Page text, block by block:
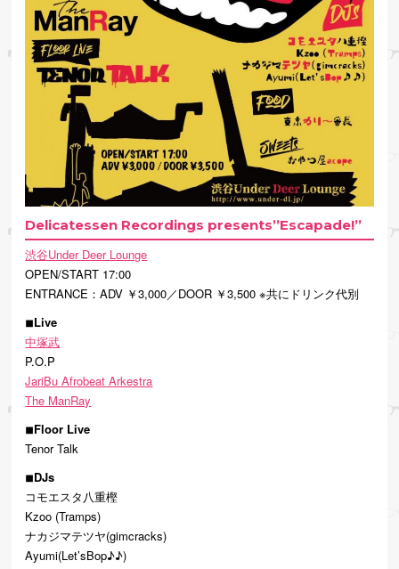
Delicatessen Recordings presents”Escapade!”
渋谷Under Deer Lounge
OPEN/‪START 17:00‬
ENTRANCE：ADV ￥3,000／DOOR ￥3,500 ※共にドリンク代別
◾︎Live
中塚武
P.O.P
JariBu Afrobeat Arkestra
The ManRay
◾︎Floor Live
Tenor Talk
◾︎DJs
コモエスタ八重樫
Kzoo (Tramps)
ナカジマテツヤ(gimcracks)
Ayumi(Let’sBop♪♪)